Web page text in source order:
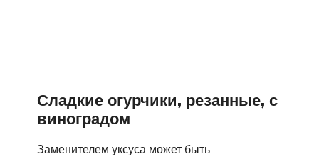
Сладкие огурчики, резанные, с
виноградом
Заменителем уксуса может быть